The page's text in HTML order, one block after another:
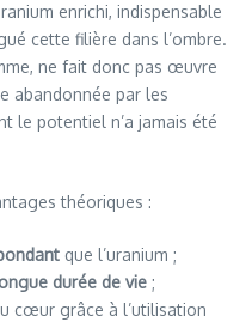
enrichi, indispensable
cette filière dans l’ombre.
ne fait donc pas œuvre
abandonnée par les
le potentiel n’a jamais été
théoriques :
que l’uranium ;
durée de vie ;
cœur grâce à l’utilisation